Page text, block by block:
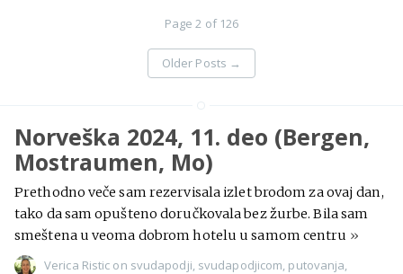
Page 2 of 126
Older Posts →
Norveška 2024, 11. deo (Bergen,
Mostraumen, Mo)
Prethodno veče sam rezervisala izlet brodom za ovaj dan,
tako da sam opušteno doručkovala bez žurbe. Bila sam
smeštena u veoma dobrom hotelu u samom centru »
Verica Ristic on svudapodji svudapodjicom putovanja